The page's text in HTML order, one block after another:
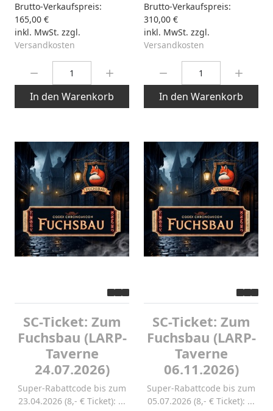
Brutto-Verkaufspreis:
165,00 €
inkl. MwSt. zzgl.
Versandkosten
In den Warenkorb
Brutto-Verkaufspreis:
310,00 €
inkl. MwSt. zzgl.
Versandkosten
In den Warenkorb
SC-Ticket: Zum
Fuchsbau (LARP-
Taverne
24.07.2026)
Super-Rabattcode bis zum
23.04.2026 (8,- € Ticket): ...
SC-Ticket: Zum
Fuchsbau (LARP-
Taverne
06.11.2026)
Super-Rabattcode bis zum
05.07.2026 (8,- € Ticket): ...